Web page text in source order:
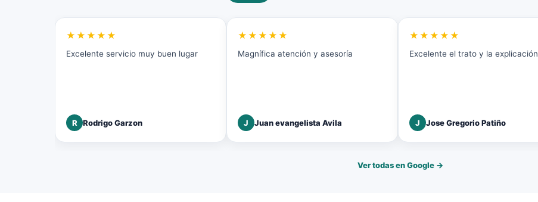
★★★★★
Excelente servicio muy buen lugar
R Rodrigo Garzon
★★★★★
Magnífica atención y asesoría
J Juan evangelista Avila
★★★★★
Excelente el trato y la explicación
J Jose Gregorio Patiño
Ver todas en Google →